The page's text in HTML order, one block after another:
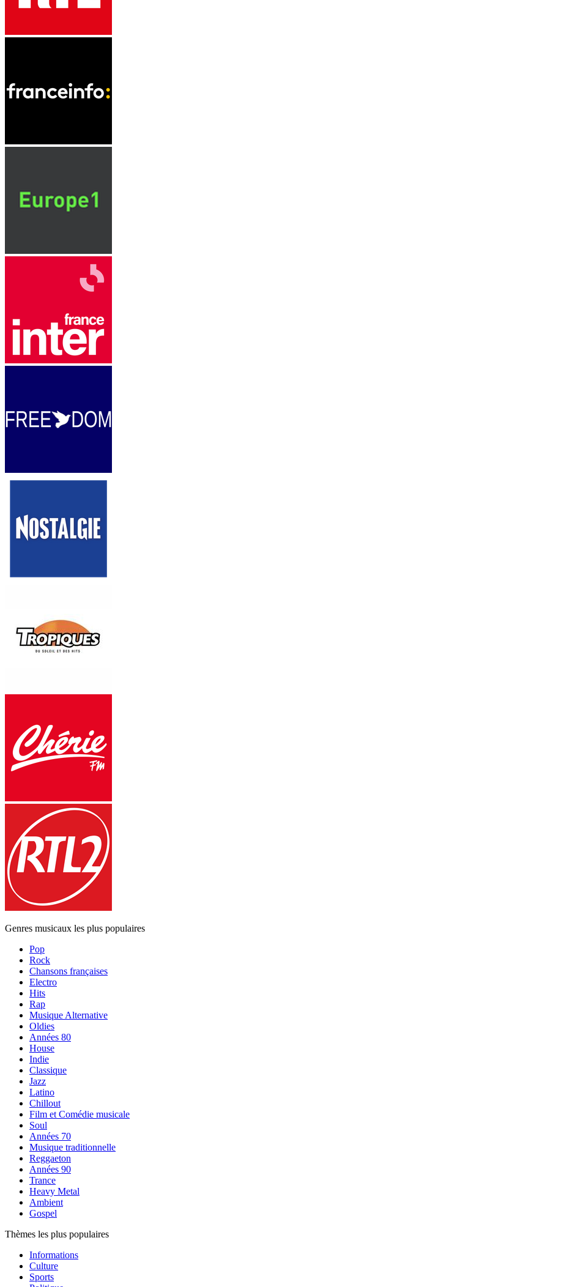
Genres musicaux les plus populaires
Pop
Rock
Chansons françaises
Electro
Hits
Rap
Musique Alternative
Oldies
Années 80
House
Indie
Classique
Jazz
Latino
Chillout
Film et Comédie musicale
Soul
Années 70
Musique traditionnelle
Reggaeton
Années 90
Trance
Heavy Metal
Ambient
Gospel
Thèmes les plus populaires
Informations
Culture
Sports